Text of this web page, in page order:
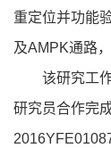
重定位并功能
及AMPK通路
该研究工
研究员合作完